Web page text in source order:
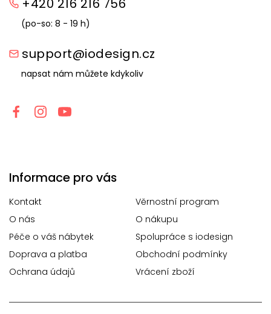
+420 216 216 756
(po-so: 8 - 19 h)
support@iodesign.cz
napsat nám můžete kdykoliv
Informace pro vás
Kontakt
Věrnostní program
O nás
O nákupu
Péče o váš nábytek
Spolupráce s iodesign
Doprava a platba
Obchodní podmínky
Ochrana údajů
Vrácení zboží